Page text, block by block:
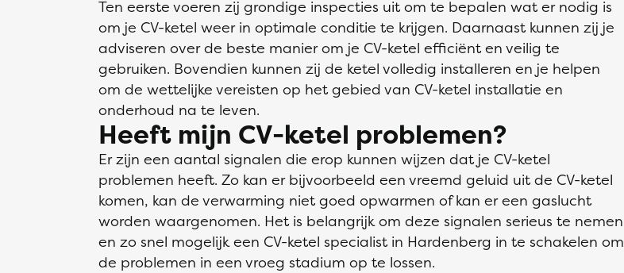
Ten eerste voeren zij grondige inspecties uit om te bepalen wat er nodig is
om je CV-ketel weer in optimale conditie te krijgen. Daarnaast kunnen zij je
adviseren over de beste manier om je CV-ketel efficiënt en veilig te
gebruiken. Bovendien kunnen zij de ketel volledig installeren en je helpen
om de wettelijke vereisten op het gebied van CV-ketel installatie en
onderhoud na te leven.
Heeft mijn CV-ketel problemen?
Er zijn een aantal signalen die erop kunnen wijzen dat je CV-ketel
problemen heeft. Zo kan er bijvoorbeeld een vreemd geluid uit de CV-ketel
komen, kan de verwarming niet goed opwarmen of kan er een gaslucht
worden waargenomen. Het is belangrijk om deze signalen serieus te nemen
en zo snel mogelijk een CV-ketel specialist in Hardenberg in te schakelen om
de problemen in een vroeg stadium op te lossen.